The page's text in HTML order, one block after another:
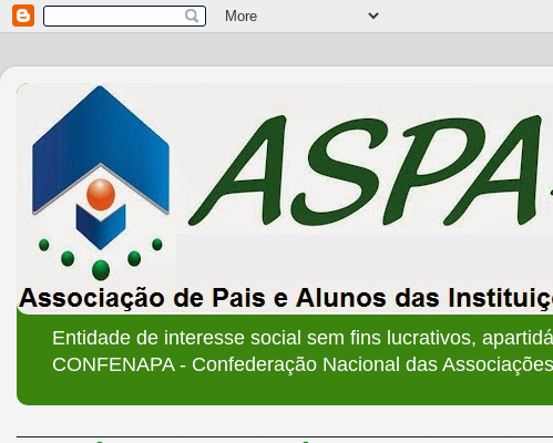
Entidade de interesse social sem fins lucrativos,
CONFENAPA - Confederação Nacional das